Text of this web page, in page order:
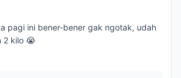
pagi ini bener-bener gak ngotak, udah
2 kilo 😭